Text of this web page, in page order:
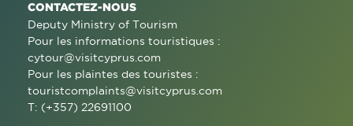
CONTACTEZ-NOUS
Deputy Ministry of Tourism
Pour les informations touristiques :
cytour@visitcyprus.com
Pour les plaintes des touristes :
touristcomplaints@visitcyprus.com
T: (+357) 22691100